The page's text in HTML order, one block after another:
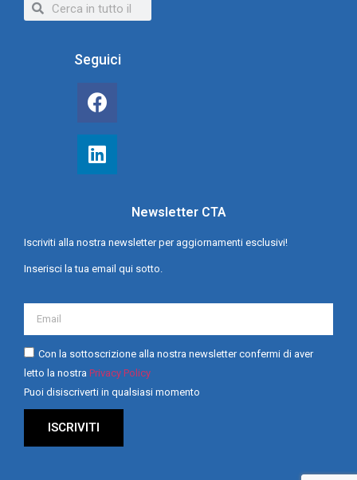
Seguici
Newsletter CTA
Iscriviti alla nostra newsletter per aggiornamenti esclusivi!
Inserisci la tua email qui sotto.
Con la sottoscrizione alla nostra newsletter confermi di aver
letto la nostra Privacy Policy
Puoi disiscriverti in qualsiasi momento
ISCRIVITI